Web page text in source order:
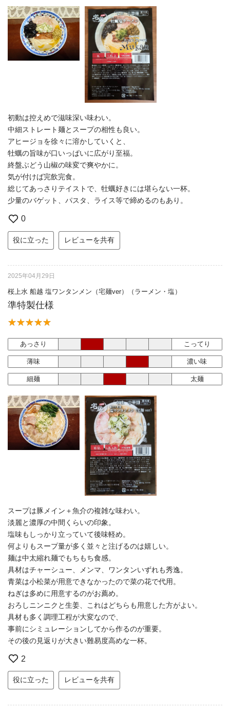
初動は控えめで滋味深い味わい。
中細ストレート麺とスープの相性も良い。
アヒージョを徐々に溶かしていくと、
牡蠣の旨味が口いっぱいに広がり至福。
終盤ぶどう山椒の味変で爽やかに。
気が付けば完飲完食。
総じてあっさりテイストで、牡蠣好きには堪らない一杯。
少量のバゲット、パスタ、ライス等で締めるのもあり。
0
役に立った レビューを共有
2025年04月29日
桜上水 船越 塩ワンタンメン（宅麺ver）（ラーメン・塩）
準特製仕様
あっさり こってり
薄味 濃い味
細麺 太麺
スープは豚メイン＋魚介の複雑な味わい。
淡麗と濃厚の中間くらいの印象。
塩味もしっかり立っていて後味軽め。
何よりもスープ量が多く並々と注げるのは嬉しい。
麺は中太縮れ麺でもちもち食感。
具材はチャーシュー、メンマ、ワンタンいずれも秀逸。
青菜は小松菜が用意できなかったので菜の花で代用。
ねぎは多めに用意するのがお薦め。
おろしニンニクと生姜、これはどちらも用意した方がよい。
具材も多く調理工程が大変なので、
事前にシミュレーションしてから作るのが重要。
その後の見返りが大きい難易度高めな一杯。
2
役に立った レビューを共有